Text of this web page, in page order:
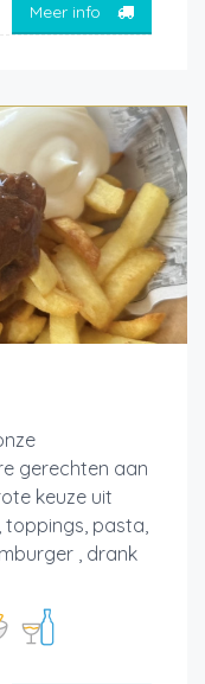
Meer info
gerechten aan
keuze uit
toppings, pasta,
, drank